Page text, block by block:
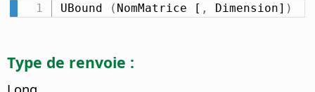
UBound ( NomMatrice [ , Dimension] )
Type de renvoie :